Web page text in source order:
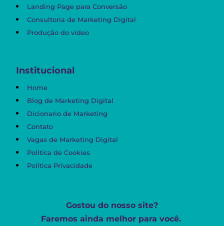
Landing Page para Conversão
Consultoria de Marketing Digital
Produção do vídeo
Institucional
Home
Blog de Marketing Digital
Dicionario de Marketing
Contato
Vagas de Marketing Digital
Politica de Cookies
Política Privacidade
Gostou do nosso site?
Faremos ainda melhor para você.